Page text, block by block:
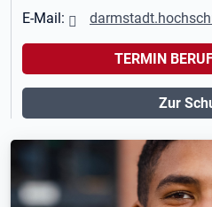
E-Mail:
TERMIN
Zur